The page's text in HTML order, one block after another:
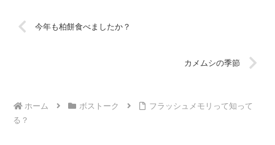
今年も柏餅食べましたか？
カメムシの季節
ホーム ボストーク
フラッシュメモリって知って
る？